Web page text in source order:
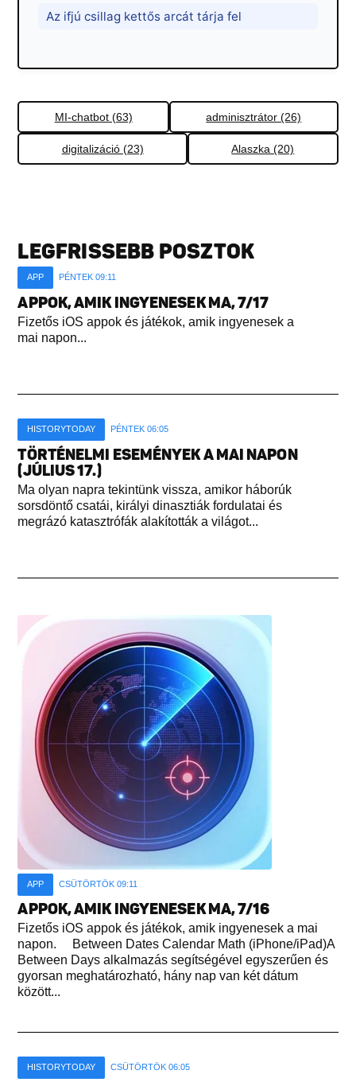
Az ifjú csillag kettős arcát tárja fel
MI-chatbot (63) adminisztrátor (26)
digitalizáció (23) Alaszka (20)
LEGFRISSEBB POSZTOK
APP PÉNTEK 09:11
APPOK, AMIK INGYENESEK MA, 7/17
Fizetős iOS appok és játékok, amik ingyenesek a
mai napon...
HISTORYTODAY PÉNTEK 06:05
TÖRTÉNELMI ESEMÉNYEK A MAI NAPON
(JÚLIUS 17.)
Ma olyan napra tekintünk vissza, amikor háborúk
sorsdöntő csatái, királyi dinasztiák fordulatai és
megrázó katasztrófák alakították a világot...
APP CSÜTÖRTÖK 09:11
APPOK, AMIK INGYENESEK MA, 7/16
Fizetős iOS appok és játékok, amik ingyenesek a mai
napon. Between Dates Calendar Math (iPhone/iPad)A
Between Days alkalmazás segítségével egyszerűen és
gyorsan meghatározható, hány nap van két dátum
között...
HISTORYTODAY CSÜTÖRTÖK 06:05